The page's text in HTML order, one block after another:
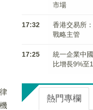
市場
17:32
香港交易所
戰略主管
17:25
統一企業中
比增長9%至
熱門專欄